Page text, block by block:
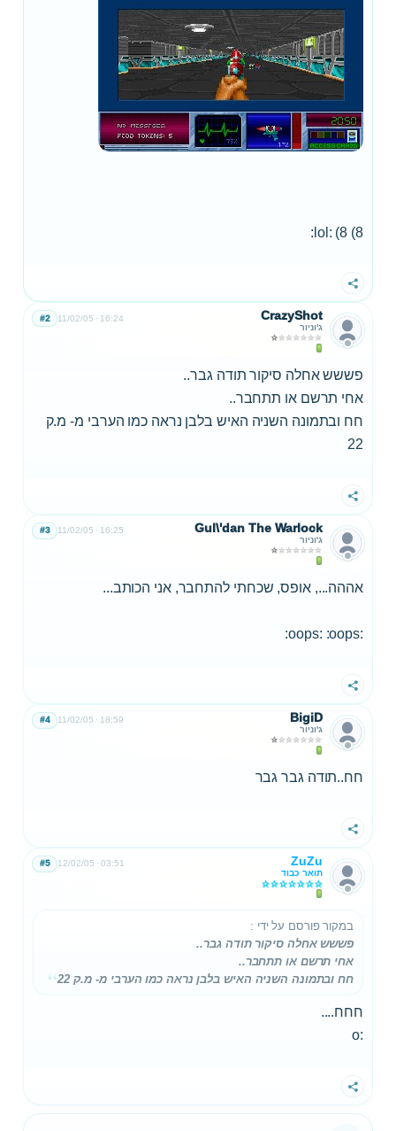
8) 8) :lol:
שתף
CrazyShot
ג'וניור
11/02/05 16:24
#2
פששש אחלה סיקור תודה גבר..
אחי תרשם או תתחבר..
חח ובתמונה השניה האיש בלבן נראה כמו הערבי מ- מ.ק
22
שתף
Gul\'dan The Warlock
ג'וניור
11/02/05 16:25
#3
אההה..., אופס, שכחתי להתחבר, אני הכותב...
:oops: :oops:
שתף
BigiD
ג'וניור
11/02/05 18:59
#4
חח..תודה גבר גבר
שתף
ZuZu
תואר כבוד
12/02/05 03:51
#5
במקור פורסם על ידי :
פששש אחלה סיקור תודה גבר..
אחי תרשם או תתחבר..
חח ובתמונה השניה האיש בלבן נראה כמו הערבי מ- מ.ק 22
חחח....
:o
שתף